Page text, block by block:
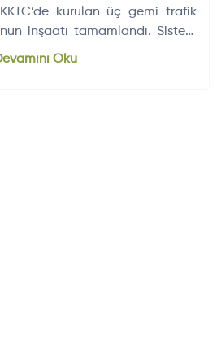
kurulan üç gemi trafik
inşaatı tamamlandı. Sistem
devreye girecek.
Oku